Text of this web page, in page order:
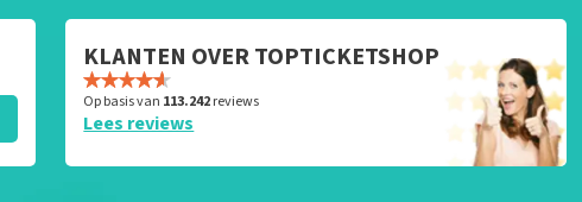
KLANTEN OVER TOPTICKETSHOP
Op basis van 113.242reviews
Lees reviews